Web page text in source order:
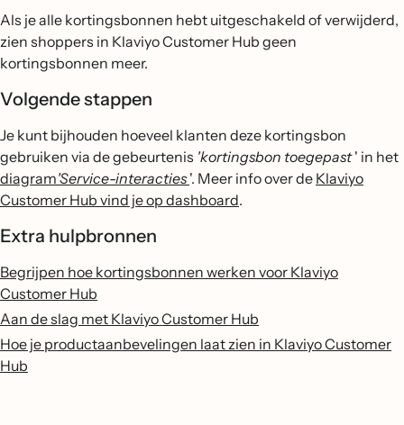
Als je alle kortingsbonnen hebt uitgeschakeld of verwijderd,
zien shoppers in Klaviyo Customer Hub geen
kortingsbonnen meer.
Volgende stappen
Je kunt bijhouden hoeveel klanten deze kortingsbon
gebruiken via de gebeurtenis 'kortingsbon toegepast' in het
diagram'Service-interacties '. Meer info over de Klaviyo
Customer Hub vind je op dashboard.
Extra hulpbronnen
Begrijpen hoe kortingsbonnen werken voor Klaviyo
Customer Hub
Aan de slag met Klaviyo Customer Hub
Hoe je productaanbevelingen laat zien in Klaviyo Customer
Hub